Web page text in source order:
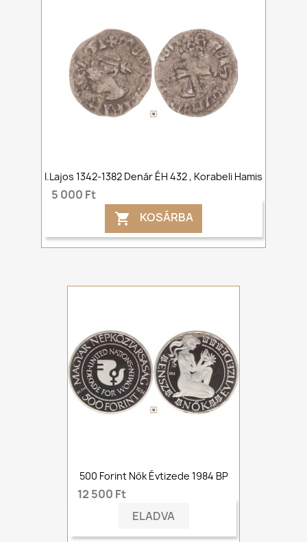
I.Lajos 1342-1382 Denár ÉH 432 , Korabeli Hamis
5 000 Ft
 KOSÁRBA
500 Forint Nők Évtizede 1984 BP
12 500 Ft
ELADVA